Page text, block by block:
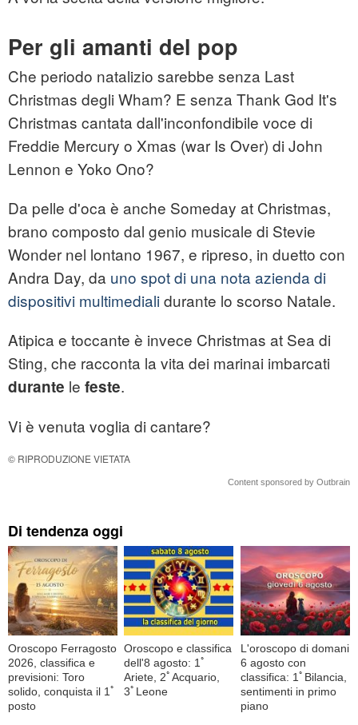
Per gli amanti del pop
Che periodo natalizio sarebbe senza Last
Christmas degli Wham? E senza Thank God It's
Christmas cantata dall'inconfondibile voce di
Freddie Mercury o Xmas (war Is Over) di John
Lennon e Yoko Ono?
Da pelle d'oca è anche Someday at Christmas,
brano composto dal genio musicale di Stevie
Wonder nel lontano 1967, e ripreso, in duetto con
Andra Day, da uno spot di una nota azienda di
dispositivi multimedialidurante lo scorso Natale.
Atipica e toccante è invece Christmas at Sea di
Sting, che racconta la vita dei marinai imbarcati
durante le feste.
Vi è venuta voglia di cantare?
© RIPRODUZIONE VIETATA
Content sponsored by Outbrain
Di tendenza oggi
Oroscopo Ferragosto
2026, classifica e
previsioni: Toro
solido, conquista il 1ﾟ
posto
Oroscopo e classifica
dell'8 agosto: 1ﾟ
Ariete, 2ﾟAcquario,
3ﾟLeone
L'oroscopo di domani
6 agosto con
classifica: 1ﾟBilancia,
sentimenti in primo
piano